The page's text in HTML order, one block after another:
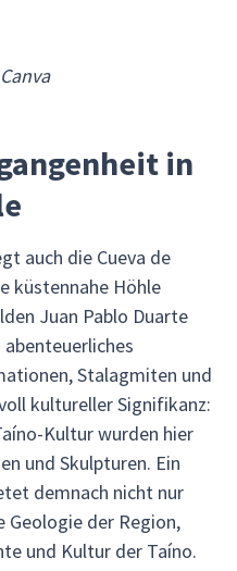
in
auch die Cueva de
küstennahe Höhle
Juan Pablo Duarte
Stalagmiten und
kultureller Signifikanz:
Kultur wurden hier
und Skulpturen. Ein
demnach nicht nur
Geologie der Region,
und Kultur der Taíno.